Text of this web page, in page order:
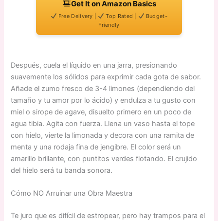
Get It on Amazon Basics
Free Delivery | Top Rated |
Budget-
Friendly
Después, cuela el líquido en una jarra, presionando
suavemente los sólidos para exprimir cada gota de sabor.
Añade el zumo fresco de 3-4 limones (dependiendo del
tamaño y tu amor por lo ácido) y endulza a tu gusto con
miel o sirope de agave, disuelto primero en un poco de
agua tibia. Agita con fuerza. Llena un vaso hasta el tope
con hielo, vierte la limonada y decora con una ramita de
menta y una rodaja fina de jengibre. El color será un
amarillo brillante, con puntitos verdes flotando. El crujido
del hielo será tu banda sonora.
Cómo NO Arruinar una Obra Maestra
Te juro que es difícil de estropear, pero hay trampos para el